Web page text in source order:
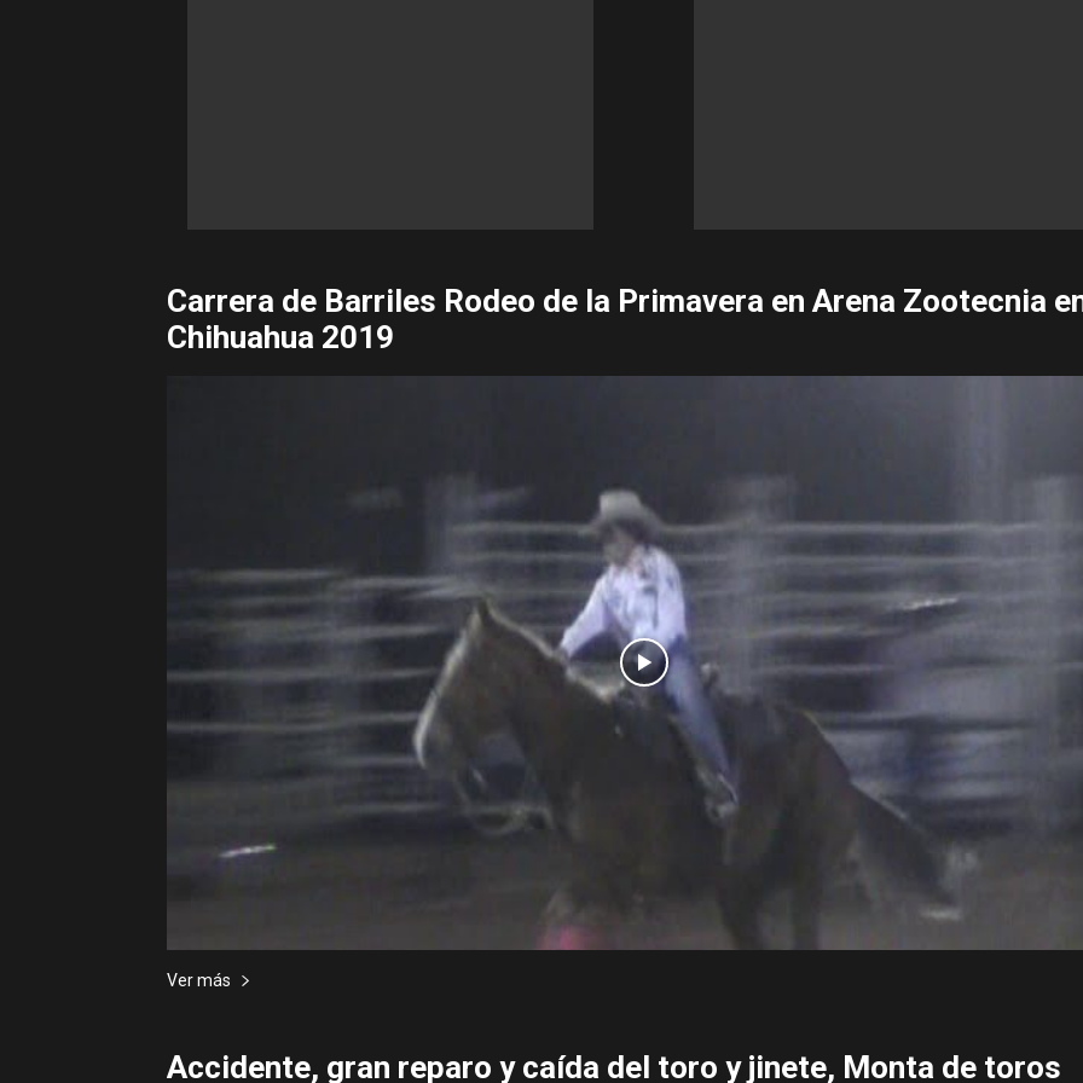
Carrera de Barriles Rodeo de la Primavera en Arena Zootecnia
Chihuahua 2019
Ver más
Accidente, gran reparo y caída del toro y jinete, Monta de toros